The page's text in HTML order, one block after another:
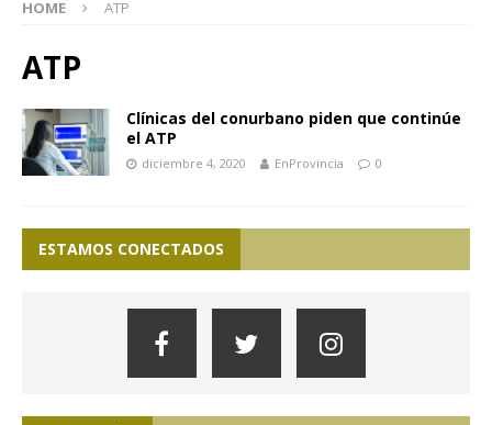
HOME ATP
ATP
Clínicas del conurbano piden que continúe
el ATP
diciembre 4, 2020 EnProvincia 0
ESTAMOS CONECTADOS